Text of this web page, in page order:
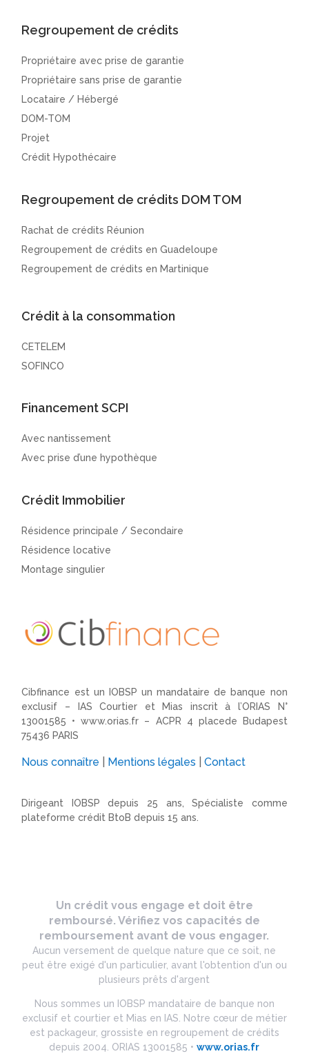
Regroupement de crédits
Propriétaire avec prise de garantie
Propriétaire sans prise de garantie
Locataire / Hébergé
DOM-TOM
Projet
Crédit Hypothécaire
Regroupement de crédits DOM TOM
Rachat de crédits Réunion
Regroupement de crédits en Guadeloupe
Regroupement de crédits en Martinique
Crédit à la consommation
CETELEM
SOFINCO
Financement SCPI
Avec nantissement
Avec prise d’une hypothèque
Crédit Immobilier
Résidence principale / Secondaire
Résidence locative
Montage singulier
Cibfinance est un IOBSP un mandataire de banque non
exclusif – IAS Courtier et Mias inscrit à l’ORIAS N°
13001585 •www.orias.fr – ACPR 4 placede Budapest
75436 PARIS
Nous connaître Mentions légales |Contact
Dirigeant IOBSP depuis 25 ans, Spécialiste comme
plateforme crédit BtoB depuis 15 ans.
Un crédit vous engage et doit être
remboursé. Vérifiez vos capacités de
remboursement avant de vous engager.
Aucun versement de quelque nature que ce soit, ne
peut être exigé d'un particulier, avant l'obtention d'un ou
plusieurs prêts d'argent
Nous sommes un IOBSP mandataire de banque non
exclusif et courtier et Mias en IAS. Notre cœur de métier
est packageur, grossiste en regroupement de crédits
depuis 2004. ORIAS 13001585 •www.orias.fr